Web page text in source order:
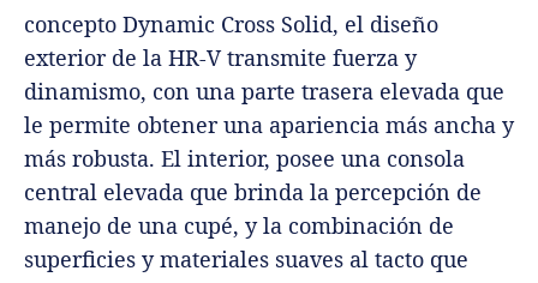
concepto Dynamic Cross Solid, el diseño
exterior de la HR-V transmite fuerza y
dinamismo, con una parte trasera elevada que
le permite obtener una apariencia más ancha y
más robusta. El interior, posee una consola
central elevada que brinda la percepción de
manejo de una cupé, y la combinación de
superficies y materiales suaves al tacto que